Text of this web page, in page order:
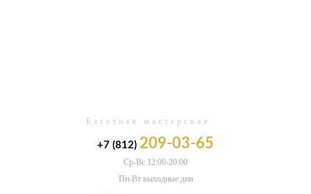
Багетная мастерская
+7 (812) 209-03-65
Ср-Вс 12:00-20:00
Пн-Вт выходные дни